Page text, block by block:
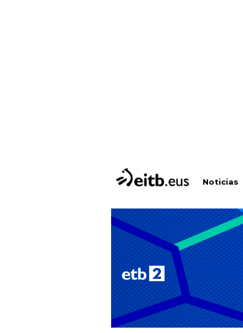
Noticias